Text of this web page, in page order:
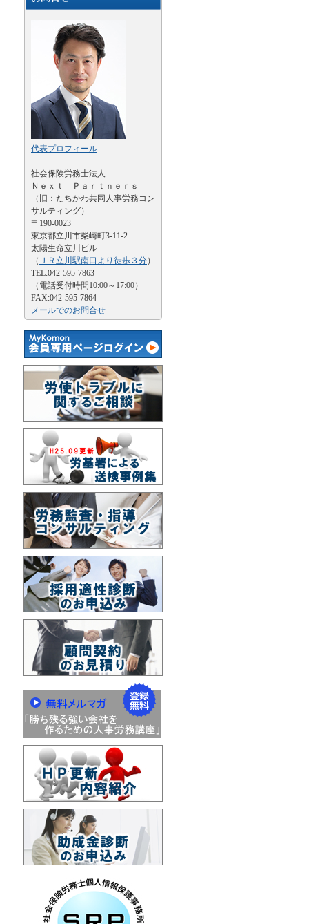
代表プロフィール
社会保険労務士法人
Ｎｅｘｔ Ｐａｒｔｎｅｒｓ
（旧：たちかわ共同人事労務コン
サルティング）
〒190-0023
東京都立川市柴崎町3-11-2
太陽生命立川ビル
（ ＪＲ立川駅南口より徒歩３分）
TEL:042-595-7863
（電話受付時間10:00～17:00）
FAX:042-595-7864
メールでのお問合せ